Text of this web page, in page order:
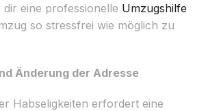
eine professionelle Umzugshilfe
so stressfrei wie möglich zu
Änderung der Adresse
Habseligkeiten erfordert eine